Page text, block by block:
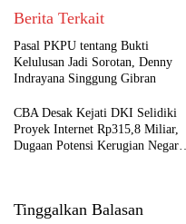
Berita Terkait
Pasal PKPU tentang Bukti
Kelulusan Jadi Sorotan, Denny
Indrayana Singgung Gibran
CBA Desak Kejati DKI Selidiki
Proyek Internet Rp315,8 Miliar,
Dugaan Potensi Kerugian Negara
Tinggalkan Balasan